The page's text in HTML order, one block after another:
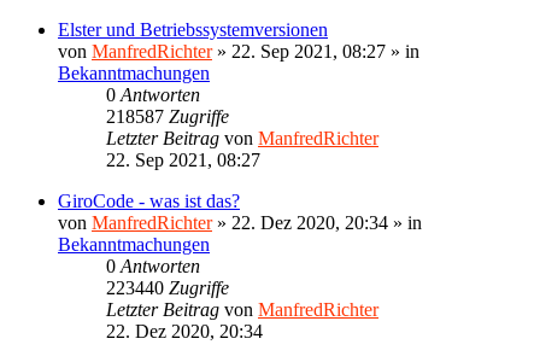
Elster und Betriebssystemversionen
von ManfredRichter» 22. Sep 2021, 08:27 » in
Bekanntmachungen
0 Antworten
218587 Zugriffe
Letzter Beitrag von ManfredRichter
22. Sep 2021, 08:27
GiroCode - was ist das?
von ManfredRichter» 22. Dez 2020, 20:34 » in
Bekanntmachungen
0 Antworten
223440 Zugriffe
Letzter Beitrag von ManfredRichter
22. Dez 2020, 20:34